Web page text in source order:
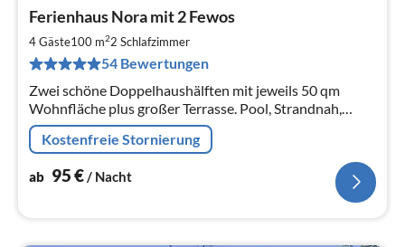
Ferienhaus Nora mit 2 Fewos
4 Gäste100 m22 Schlafzimmer
54 Bewertungen
Zwei schöne Doppelhaushälften mit jeweils 50 qm
Wohnfläche plus großer Terrasse. Pool, Strandnah,
idyllische Natur, Wanderwege direkt vor der Tür.
Klimaanlage und Fußbodenheizung
Kostenfreie Stornierung
ab 95€/ Nacht